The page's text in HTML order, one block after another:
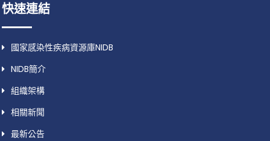
快速連結
國家感染性疾病資源庫NIDB
NIDB簡介
組織架構
相關新聞
最新公告